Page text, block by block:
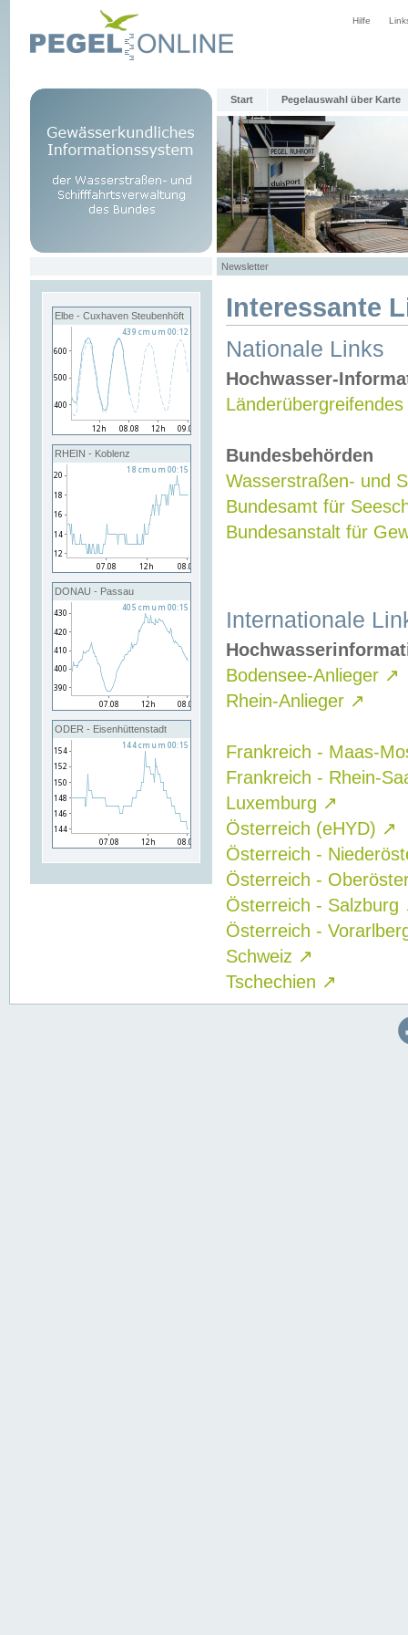
Hilfe
Start Pegelauswahl über Karte
Newsletter
Elbe - Cuxhaven Steubenhöft
RHEIN - Koblenz
DONAU - Passau
ODER - Eisenhüttenstadt
Interessante
Nationale Links
Hochwasser-
Bundesbehörden
Wasserstraßen- und
Bundesamt für
Bundesanstalt für
Internationale
Bodensee-Anlieger ↗
Rhein-Anlieger ↗
Frankreich - Maas-
Frankreich - Rhein-
Luxemburg ↗
Österreich (eHYD) ↗
Österreich -
Österreich -
Österreich - Salzburg
Österreich -
Schweiz ↗
Tschechien ↗